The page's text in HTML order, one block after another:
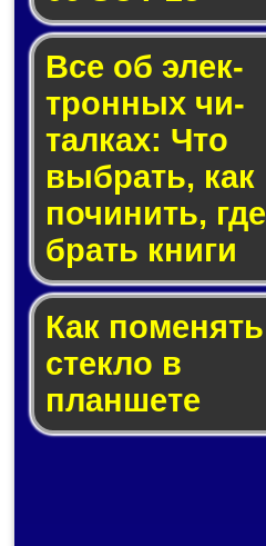
Все об элек­
трон­ных чи­
тал­ках: Что
выб­рать, как
по­чи­нить, где
брать кни­ги
Как по­ме­нять
стек­ло в
планшете